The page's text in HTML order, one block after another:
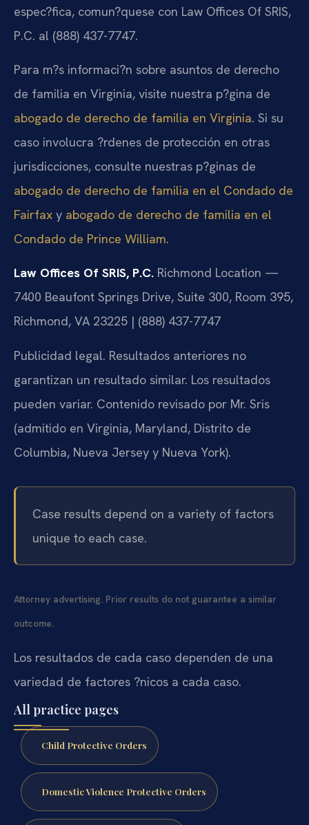
espec?fica, comun?quese con Law Offices Of SRIS,
P.C. al (888) 437-7747.
Para m?s informaci?n sobre asuntos de derecho
de familia en Virginia, visite nuestra p?gina de
abogado de derecho de familia en Virginia. Si su
caso involucra ?rdenes de protección en otras
jurisdicciones, consulte nuestras p?ginas de
abogado de derecho de familia en el Condado de
Fairfax y abogado de derecho de familia en el
Condado de Prince William.
Law Offices Of SRIS, P.C. Richmond Location —
7400 Beaufont Springs Drive, Suite 300, Room 395,
Richmond, VA 23225 | (888) 437-7747
Publicidad legal. Resultados anteriores no
garantizan un resultado similar. Los resultados
pueden variar. Contenido revisado por Mr. Sris
(admitido en Virginia, Maryland, Distrito de
Columbia, Nueva Jersey y Nueva York).
Case results depend on a variety of factors
unique to each case.
Attorney advertising. Prior results do not guarantee a similar
outcome.
Los resultados de cada caso dependen de una
variedad de factores ?nicos a cada caso.
All practice pages
Child Protective Orders
Domestic Violence Protective Orders